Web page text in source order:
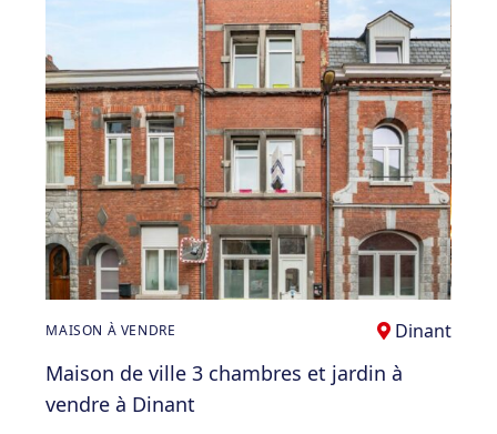
MAISON À VENDRE Dinant
Maison de ville 3 chambres et jardin à
vendre à Dinant